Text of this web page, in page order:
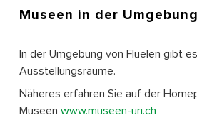
Museen in der Umgebung
In der Umgebung von Flüelen gibt
Ausstellungsräume.
Näheres erfahren Sie auf der
Museenwww.museen-uri.ch